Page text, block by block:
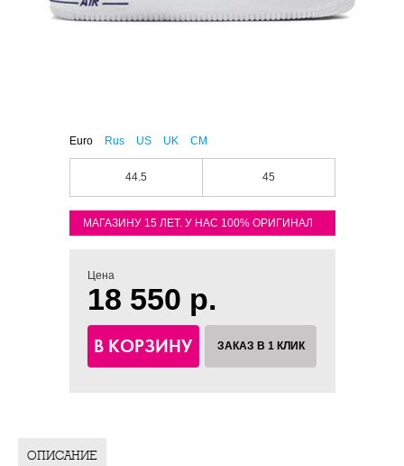
Euro Rus US UK CM
44.5 45
МАГАЗИНУ 15 ЛЕТ. У НАС 100% ОРИГИНАЛ
Цена
18 550 р.
В КОРЗИНУ ЗАКАЗ В 1 КЛИК
ОПИСАНИЕ